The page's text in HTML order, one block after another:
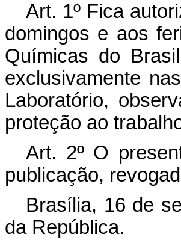
Art. 1º Fica
domingos e aos
Químicas do
exclusivamente
Laboratório,
proteção ao
Art. 2º O
publicação,
Brasília, 16 de
da República.